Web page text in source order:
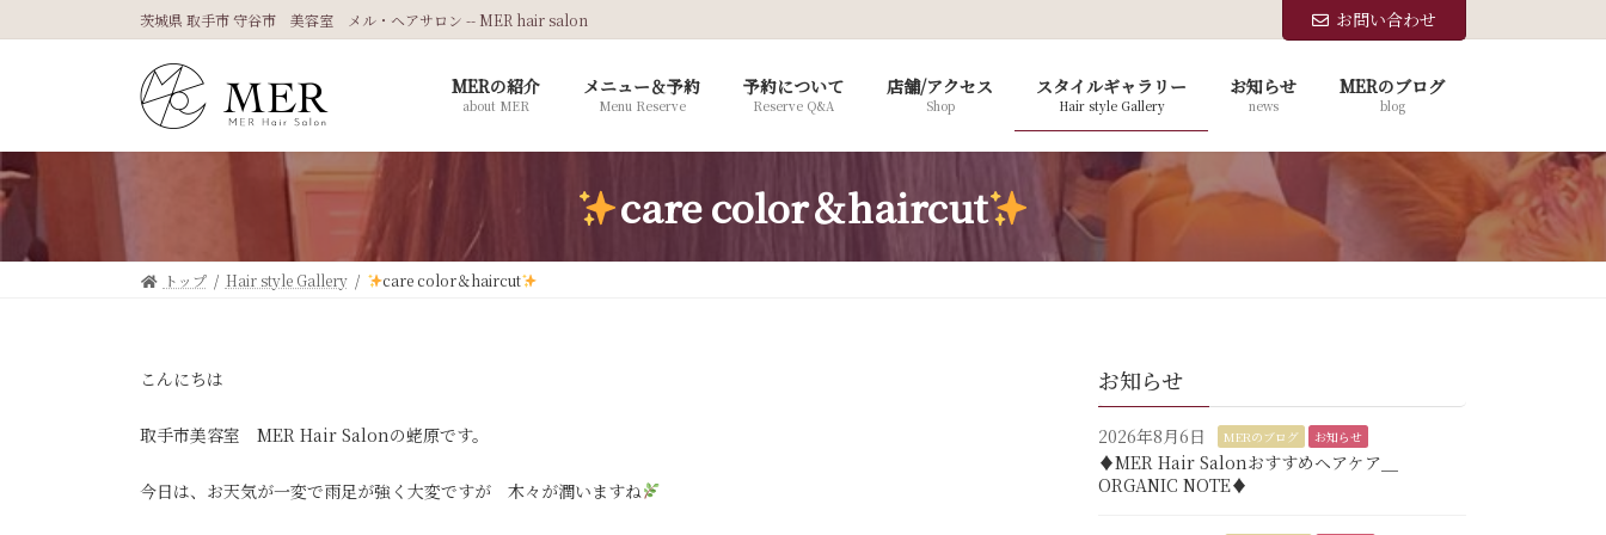
ン
へ
ス
キ
プ
ビ
ョ
ン
に
動
茨城県 取手市 守谷市 美容室 メル・ヘアサロン -- MER hair salon お問い合わせ
MERの紹介
about MER
メニュー＆予約
Menu Reserve
予約について
Reserve Q&A
店舗/アクセス
Shop
スタイルギャラリー
Hair style Gallery
お知らせ
news
MERのブログ
blog
care color＆haircut
トップ Hair style Gallery care color＆haircut
こんにちは
取手市美容室 MER Hair Salonの蛯原です。
今日は、お天気が一変で雨足が強く大変ですが 木々が潤いますね
お知らせ
2026年8月6日 MERのブログ お知らせ
♦︎MER Hair Salonおすすめヘアケア＿
ORGANIC NOTE♦︎